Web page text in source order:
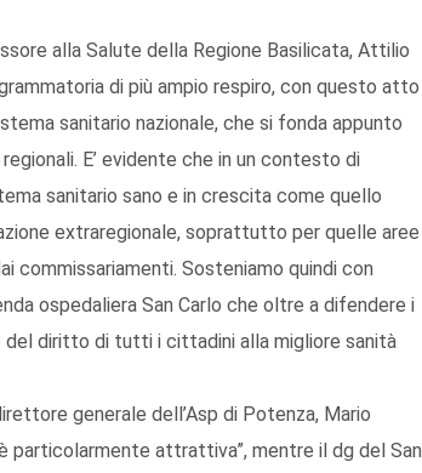
alla Salute della Regione Basilicata, Attilio
di più ampio respiro, con questo atto
sanitario nazionale, che si fonda appunto
E’ evidente che in un contesto di
sanitario sano e in crescita come quello
extraregionale, soprattutto per quelle aree
Sosteniamo quindi con
ospedaliera San Carlo che oltre a difendere i
diritto di tutti i cittadini alla migliore sanità
generale dell’Asp di Potenza, Mario
attrattiva”, mentre il dg del San